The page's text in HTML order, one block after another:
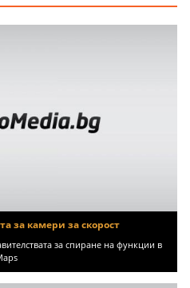
за камери за скорост
за спиране на функции в